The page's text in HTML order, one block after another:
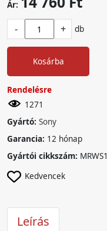
Ár:
- + db
Kosárba
Rendelésre
1271
Gyártó: Sony
Garancia: 12 hónap
Gyártói cikkszám: MRWS1
Kedvencek
Leírás